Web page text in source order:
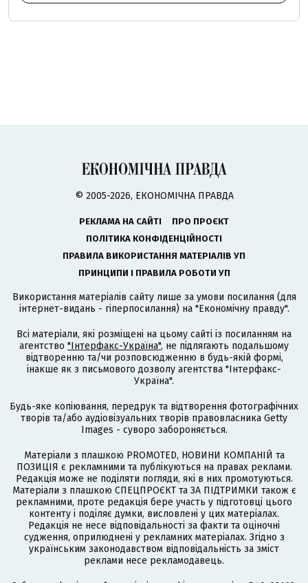
© 2005-2026, ЕКОНОМІЧНА ПРАВДА
РЕКЛАМА НА САЙТІ
ПРО ПРОЄКТ
ПОЛІТИКА КОНФІДЕНЦІЙНОСТІ
ПРАВИЛА ВИКОРИСТАННЯ МАТЕРІАЛІВ УП
ПРИНЦИПИ І ПРАВИЛА РОБОТИ УП
Використання матеріалів сайту лише за умови посилання (для
інтернет-видань - гіперпосилання) на "Економічну правду".
Всі матеріали, які розміщені на цьому сайті із посиланням на
агентство "Інтерфакс-Україна", не підлягають подальшому
відтворенню та/чи розповсюдженню в будь-якій формі,
інакше як з письмового дозволу агентства "Інтерфакс-
Україна".
Будь-яке копіювання, передрук та відтворення фотографічних
творів та/або аудіовізуальних творів правовласника Getty
Images - суворо забороняється.
Матеріали з плашкою PROMOTED, НОВИНИ КОМПАНІЙ та
ПОЗИЦІЯ є рекламними та публікуються на правах реклами.
Редакція може не поділяти погляди, які в них промотуються.
Матеріали з плашкою СПЕЦПРОЄКТ та ЗА ПІДТРИМКИ також є
рекламними, проте редакція бере участь у підготовці цього
контенту і поділяє думки, висловлені у цих матеріалах.
Редакція не несе відповідальності за факти та оціночні
судження, оприлюднені у рекламних матеріалах. Згідно з
українським законодавством відповідальність за зміст
реклами несе рекламодавець.